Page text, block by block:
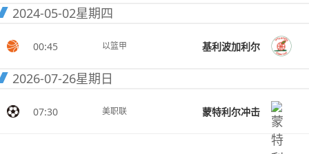
2024-05-02星期四
00:45 以篮甲 基利波加利尔
2026-07-26星期日
07:30 美职联 蒙特利尔冲击